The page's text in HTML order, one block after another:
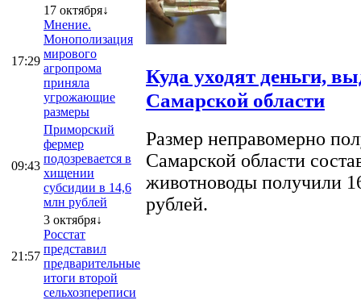
17:29
17 октября↓
Мнение.
Монополизация
мирового
агропрома
приняла
угрожающие
размеры
09:43
Приморский
фермер
подозревается в
хищении
субсидии в 14,6
млн рублей
21:57
3 октября↓
Росстат
представил
предварительные
итоги второй
сельхозпереписи
Куда уходят деньги,
Самарской области
Размер неправомерно
Самарской области
животноводы получили
рублей.